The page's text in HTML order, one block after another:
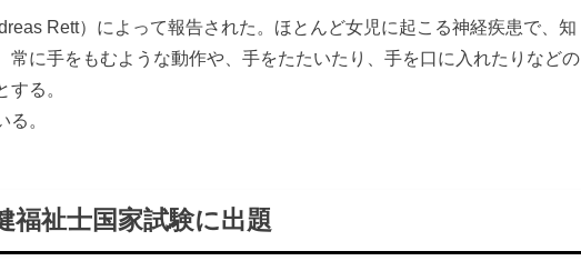
Rett）によって報告された。 ほとんど女児に起こる神経疾患で、知
常に手をもむような動作や、 手をたたいたり、手を口に入れたりなどの
る。
。
福祉士国家試験に出題